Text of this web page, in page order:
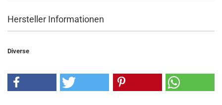
Hersteller Informationen
Diverse